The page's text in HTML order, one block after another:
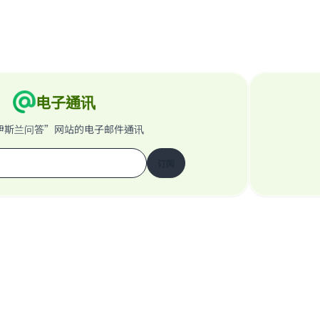
电子通讯
兰问答”网站的电子邮件通讯